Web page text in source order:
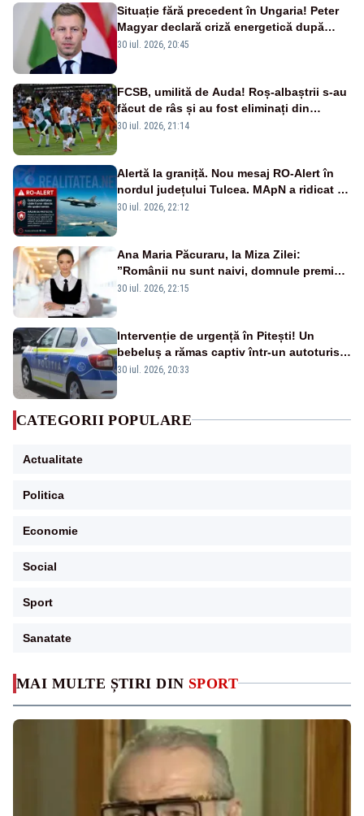
MAI MULTE ȘTIRI DIN SPORT
Situație fără precedent în Ungaria! Peter
Magyar declară criză energetică după
oprirea centralei de la Paks
30 iul. 2026, 20:45
FCSB, umilită de Auda! Roș-albaștrii s-au
făcut de râs și au fost eliminați din
Conference League
30 iul. 2026, 21:14
Alertă la graniță. Nou mesaj RO-Alert în
nordul județului Tulcea. MApN a ridicat de
la sol două avioane F-16
30 iul. 2026, 22:12
Ana Maria Păcuraru, la Miza Zilei:
”Românii nu sunt naivi, domnule premier
Bolojan”
30 iul. 2026, 22:15
Intervenție de urgență în Pitești! Un
bebeluș a rămas captiv într-un autoturism
din cauza unei defecțiuni
30 iul. 2026, 20:33
CATEGORII POPULARE
Actualitate
Politica
Economie
Social
Sport
Sanatate